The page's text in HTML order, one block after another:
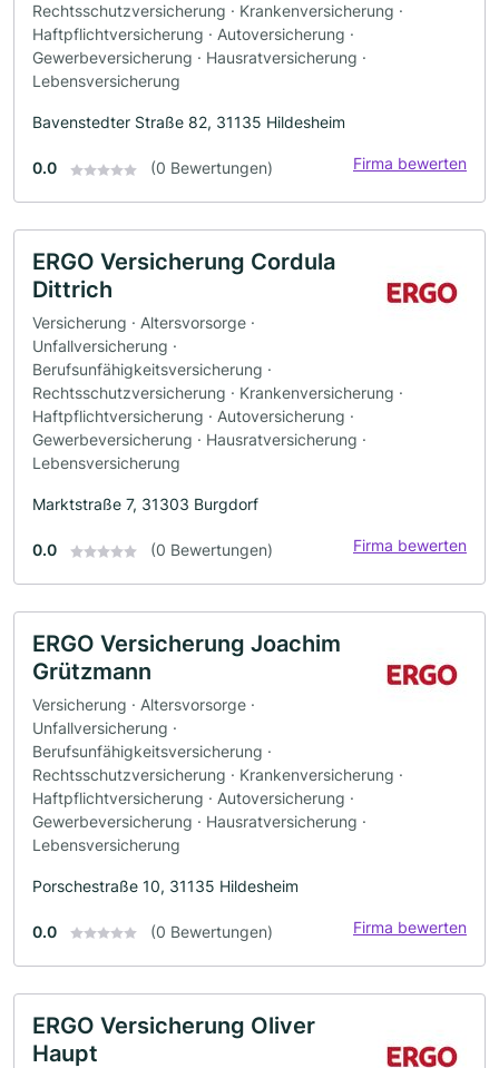
Rechtsschutzversicherung · Krankenversicherung ·
Haftpflichtversicherung · Autoversicherung ·
Gewerbeversicherung · Hausratversicherung ·
Lebensversicherung
Bavenstedter Straße 82, 31135 Hildesheim
0.0 (0 Bewertungen) Firma bewerten
ERGO Versicherung Cordula
Dittrich
Versicherung · Altersvorsorge ·
Unfallversicherung ·
Berufsunfähigkeitsversicherung ·
Rechtsschutzversicherung · Krankenversicherung ·
Haftpflichtversicherung · Autoversicherung ·
Gewerbeversicherung · Hausratversicherung ·
Lebensversicherung
Marktstraße 7, 31303 Burgdorf
0.0 (0 Bewertungen) Firma bewerten
ERGO Versicherung Joachim
Grützmann
Versicherung · Altersvorsorge ·
Unfallversicherung ·
Berufsunfähigkeitsversicherung ·
Rechtsschutzversicherung · Krankenversicherung ·
Haftpflichtversicherung · Autoversicherung ·
Gewerbeversicherung · Hausratversicherung ·
Lebensversicherung
Porschestraße 10, 31135 Hildesheim
0.0 (0 Bewertungen) Firma bewerten
ERGO Versicherung Oliver
Haupt